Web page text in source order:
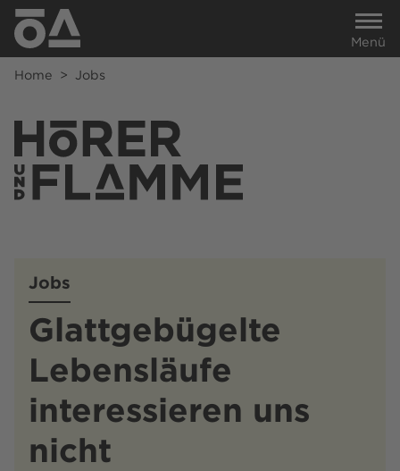
Menü
Home > Jobs
Jobs
Glattgebügelte
Lebensläufe
interessieren uns
nicht